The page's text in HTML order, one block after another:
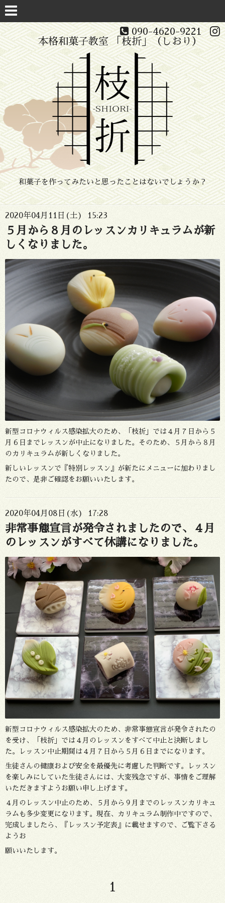
090-4620-9221
本格和菓子教室 「枝折」（しおり）
和菓子を作ってみたいと思ったことはないでしょうか？
2020年04月11日(土) 15:23
５月から８月のレッスンカリキュラムが新
しくなりました。
新型コロナウィルス感染拡大のため、「枝折」では４月７日から５
月６日までレッスンが中止になりました。そのため、５月から８月
のカリキュラムが新しくなりました。
新しいレッスンで『特別レッスン』が新たにメニューに加わりまし
たので、是非ご確認をお願いいたします。
2020年04月08日(水) 17:28
非常事態宣言が発令されましたので、４月
のレッスンがすべて休講になりました。
新型コロナウィルス感染拡大のため、非常事態宣言が発令されたの
を受け、「枝折」では４月のレッスンをすべて中止と決断しまし
た。レッスン中止期間は４月７日から５月６日までになります。
生徒さんの健康および安全を最優先に考慮した判断です。レッスン
を楽しみにしていた生徒さんには、大変残念ですが、事情をご理解
いただきますようお願い申し上げます。
４月のレッスン中止のため、５月から９月までのレッスンカリキュ
ラムも多少変更になります。現在、カリキュラム制作中ですので、
完成しましたら、『レッスン予定表』に載せますので、ご覧下さる
ようお
願いいたします。
1